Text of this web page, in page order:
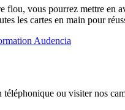
flou, vous pourrez mettre en
les cartes en main pour
Audencia
ou visiter nos